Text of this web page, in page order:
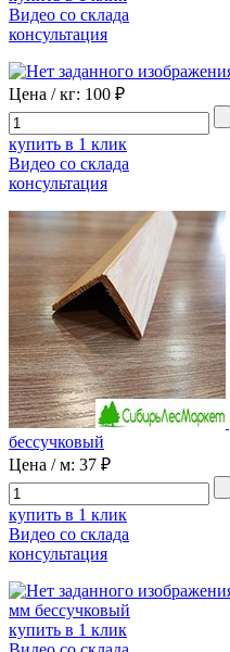
Видео со склада
консультация
Цена / кг: 100 ₽
купить в 1 клик
Видео со склада
консультация
бессучковый
Цена / м: 37 ₽
купить в 1 клик
Видео со склада
консультация
мм бессучковый
купить в 1 клик